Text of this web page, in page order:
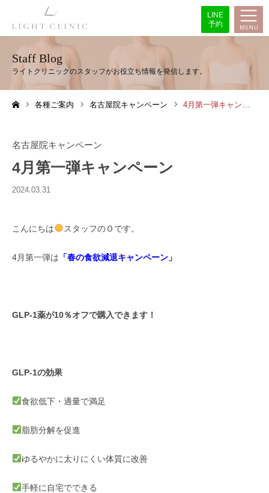
LINE
予約
Staff Blog
各種ご案内 名古屋院キャンペーン 4月第一弾キャンペーン
名古屋院キャンペーン
4月第一弾キャンペーン
2024.03.31
こんにちは スタッフのＯです。
4月第一弾は 「春の食欲減退キャンペーン」
GLP-1薬が10％オフで購入できます！
GLP-1の効果
食欲低下・適量で満足
脂肪分解を促進
ゆるやかに太りにくい体質に改善
手軽に自宅でできる